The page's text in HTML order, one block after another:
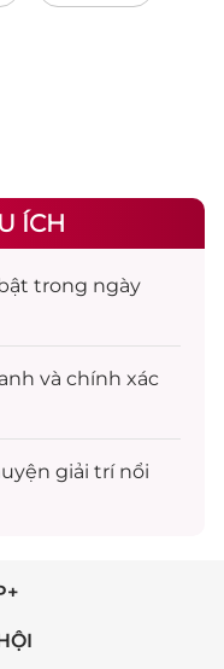
ÍCH
trong ngày
và chính xác
giải trínổi